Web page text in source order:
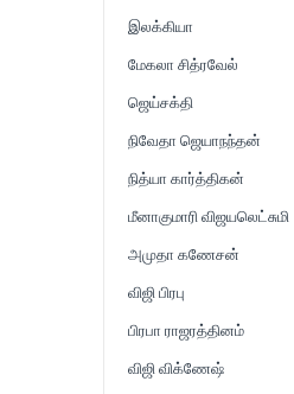
இலக்கியா
மேகலா சித்ரவேல்
ஜெய்சக்தி
நிவேதா ஜெயாநந்தன்
நித்யா கார்த்திகன்
மீனாகுமாரி விஜயலெட்சுமி
அமுதா கணேசன்
விஜி பிரபு
பிரபா ராஜரத்தினம்
விஜி விக்ணேஷ்